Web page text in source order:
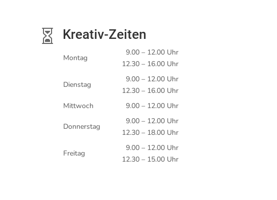
 Kreativ-Zeiten
Montag
9.00 – 12.00 Uhr
12.30 – 16.00 Uhr
Dienstag
9.00 – 12.00 Uhr
12.30 – 16.00 Uhr
Mittwoch
9.00 – 12.00 Uhr
Donnerstag
9.00 – 12.00 Uhr
12.30 – 18.00 Uhr
Freitag
9.00 – 12.00 Uhr
12.30 – 15.00 Uhr